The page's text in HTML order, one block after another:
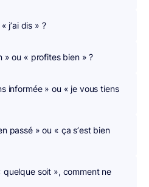
j’ai dis » ?
» ou « profites bien » ?
informée » ou « je vous tiens
passé » ou « ça s’est bien
quelque soit », comment ne